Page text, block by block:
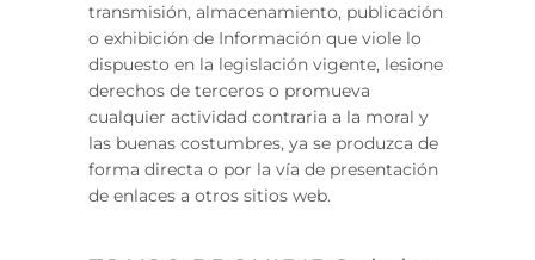
transmisión, almacenamiento, publicación
o exhibición de Información que viole lo
dispuesto en la legislación vigente, lesione
derechos de terceros o promueva
cualquier actividad contraria a la moral y
las buenas costumbres, ya se produzca de
forma directa o por la vía de presentación
de enlaces a otros sitios web.